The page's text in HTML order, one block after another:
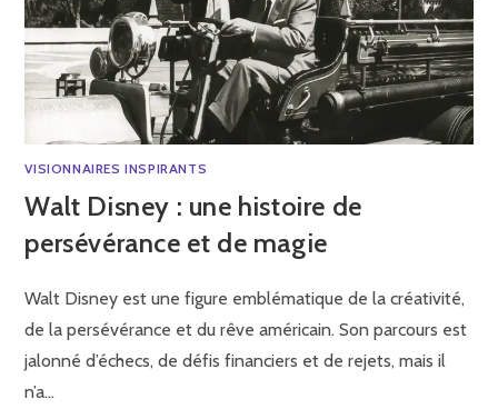
VISIONNAIRES INSPIRANTS
Walt Disney : une histoire de
persévérance et de magie
Walt Disney est une figure emblématique de la créativité,
de la persévérance et du rêve américain. Son parcours est
jalonné d’échecs, de défis financiers et de rejets, mais il
n’a…